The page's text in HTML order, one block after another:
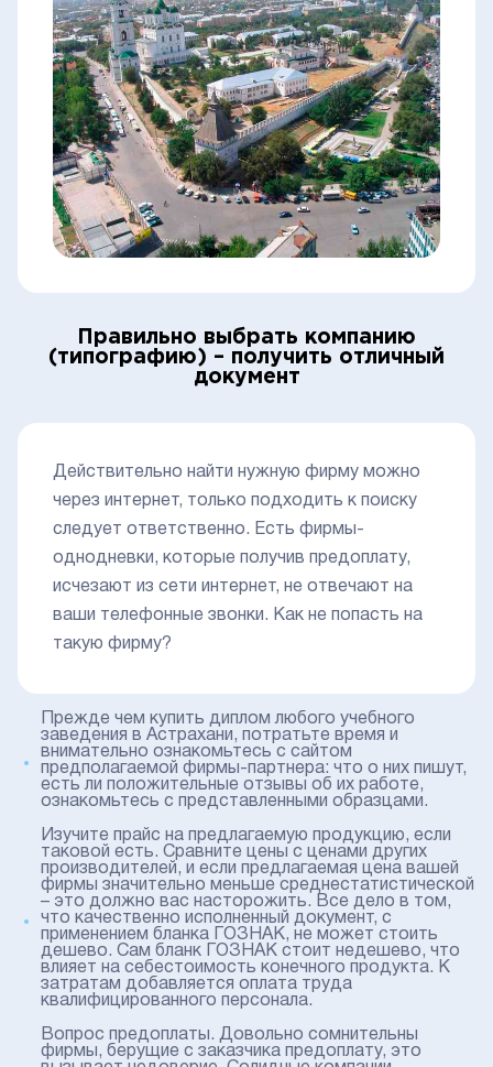
Правильно выбрать компанию
(типографию) – получить отличный
документ
Действительно найти нужную фирму можно
через интернет, только подходить к поиску
следует ответственно. Есть фирмы-
однодневки, которые получив предоплату,
исчезают из сети интернет, не отвечают на
ваши телефонные звонки. Как не попасть на
такую фирму?
Прежде чем купить диплом любого учебного
заведения в Астрахани, потратьте время и
внимательно ознакомьтесь с сайтом
предполагаемой фирмы-партнера: что о них пишут,
есть ли положительные отзывы об их работе,
ознакомьтесь с представленными образцами.
Изучите прайс на предлагаемую продукцию, если
таковой есть. Сравните цены с ценами других
производителей, и если предлагаемая цена вашей
фирмы значительно меньше среднестатистической
– это должно вас насторожить. Все дело в том,
что качественно исполненный документ, с
применением бланка ГОЗНАК, не может стоить
дешево. Сам бланк ГОЗНАК стоит недешево, что
влияет на себестоимость конечного продукта. К
затратам добавляется оплата труда
квалифицированного персонала.
Вопрос предоплаты. Довольно сомнительны
фирмы, берущие с заказчика предоплату, это